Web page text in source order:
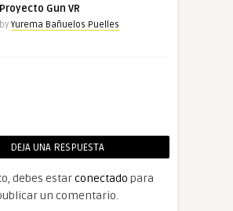
Proyecto Gun VR
by Yurema Bañuelos Puelles
DEJA UNA RESPUESTA
debes estarconectado para
un comentario.